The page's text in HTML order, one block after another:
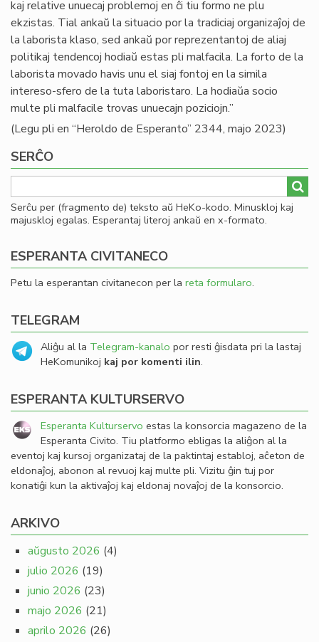
kaj relative unuecaj problemoj en ĉi tiu formo ne plu
ekzistas. Tial ankaŭ la situacio por la tradiciaj organizaĵoj de
la laborista klaso, sed ankaŭ por reprezentantoj de aliaj
politikaj tendencoj hodiaŭ estas pli malfacila. La forto de la
laborista movado havis unu el siaj fontoj en la simila
intereso-sfero de la tuta laboristaro. La hodiaŭa socio
multe pli malfacile trovas unuecajn poziciojn.”
(Legu pli en “Heroldo de Esperanto” 2344, majo 2023)
SERĈO
Serĉu per (fragmento de) teksto aŭ HeKo-kodo. Minuskloj kaj
majuskloj egalas. Esperantaj literoj ankaŭ en x-formato.
ESPERANTA CIVITANECO
Petu la esperantan civitanecon per la reta formularo.
TELEGRAM
Aliĝu al la Telegram-kanalo por resti ĝisdata pri la lastaj
HeKomunikoj kaj por komenti ilin.
ESPERANTA KULTURSERVO
Esperanta Kulturservo estas la konsorcia magazeno de la
Esperanta Civito. Tiu platformo ebligas la aliĝon al la
eventoj kaj kursoj organizataj de la paktintaj establoj, aĉeton de
eldonaĵoj, abonon al revuoj kaj multe pli. Vizitu ĝin tuj por
konatiĝi kun la aktivaĵoj kaj eldonaj novaĵoj de la konsorcio.
ARKIVO
aŭgusto 2026 (4)
julio 2026 (19)
junio 2026 (23)
majo 2026 (21)
aprilo 2026 (26)